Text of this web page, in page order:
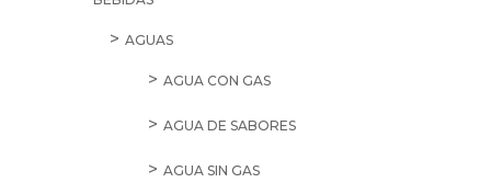
AGUAS
AGUA CON GAS
AGUA DE SABORES
AGUA SIN GAS